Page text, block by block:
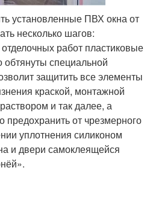
установленные ПВХ окна от
несколько шагов:
работ пластиковые
специальной
защитить все элементы
краской, монтажной
и так далее, а
предохранить от чрезмерного
уплотнения силиконом
и двери самоклеящейся